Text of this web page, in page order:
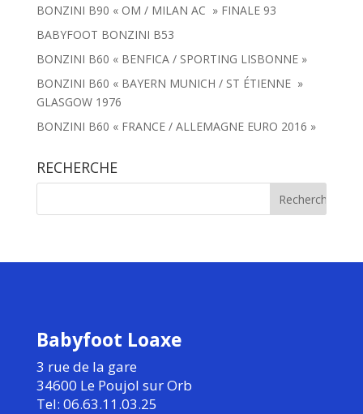
BONZINI B90 « OM / MILAN AC » FINALE 93
BABYFOOT BONZINI B53
BONZINI B60 « BENFICA / SPORTING LISBONNE »
BONZINI B60 « BAYERN MUNICH / ST ÉTIENNE »
GLASGOW 1976
BONZINI B60 « FRANCE / ALLEMAGNE EURO 2016 »
RECHERCHE
Babyfoot Loaxe
3 rue de la gare
34600 Le Poujol sur Orb
Tel: 06.63.11.03.25